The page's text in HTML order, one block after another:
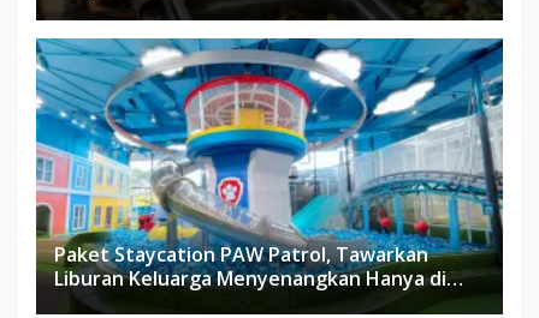
Paket Staycation PAW Patrol, Tawarkan
Liburan Keluarga Menyenangkan Hanya di
Herloom Hotel BSD